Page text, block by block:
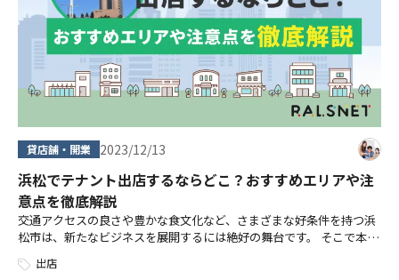
浜松でテナント出店するならどこ？おすすめエリアや注
意点を徹底解説
交通アクセスの良さや豊かな食文化など、さまざまな好条件を持つ浜
松市は、新たなビジネスを展開するには絶好の舞台です。 そこで本記
事では、浜松市の特徴や魅力、そしてテナント出店におすすめのエリ
アを徹底解説します。 さらに、テ […]
貸店舗・開業 2023/12/13
出店